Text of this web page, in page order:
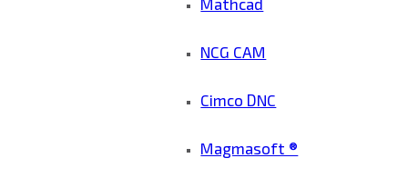
Mathcad
NCG CAM
Cimco DNC
Magmasoft ®